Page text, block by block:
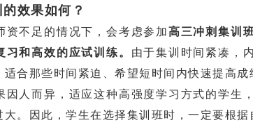
效果如何？
不足的情况下，会考虑参加高三冲刺集训
和高效的应试训练。 由于集训时间紧凑，
合那些时间紧迫、希望短时间内快速提高成
而异，适应这种高强度学习方式的学生
。因此，学生在选择集训班时，一定要根据